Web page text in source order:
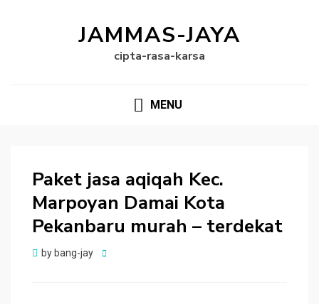
JAMMAS-JAYA
cipta-rasa-karsa
MENU
Paket jasa aqiqah Kec.
Marpoyan Damai Kota
Pekanbaru murah – terdekat
by bang-jay
Posted